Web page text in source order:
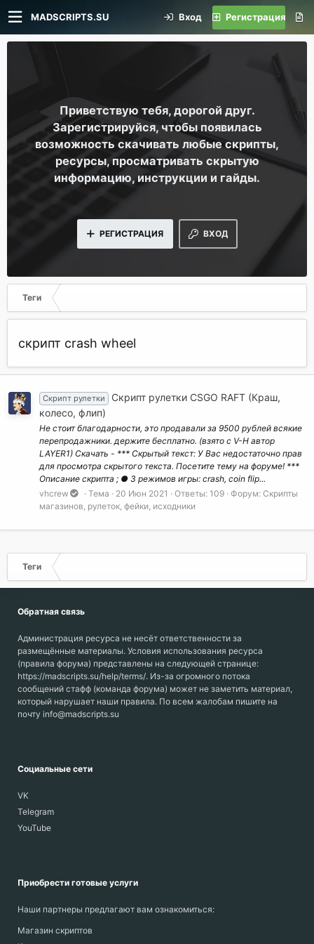
MADSCRIPTS.SU Вход Регистрация
Приветствую тебя, дорогой друг.
Зарегистрируйся, чтобы появилась
возможность скачивать любые скрипты,
ресурсы, просматривать скрытую
информацию, инструкции и гайды.
ВХОД
РЕГИСТРАЦИЯ
Теги
скрипт crash wheel
Скрипт рулетки
Скрипт рулетки CSGO RAFT (Краш,
колесо, флип)
Не стоит благодарности, это продавали за 9500 рублей всякие
перепродажники. держите бесплатно. (взято с V-H автор
LAYER1) Скачать - *** Скрытый текст: У Вас недостаточно прав
для просмотра скрытого текста. Посетите тему на форуме! ***
Описание скрипта ; ● 3 режимов игры: crash, coin flip...
vhcrew
Тема 20 Июн 2021 Ответы: 109 Форум: Скрипты
магазинов, рулеток, фейки, исходники
Теги
Обратная связь
Администрация ресурса не несёт ответственности за
размещённые материалы. Условия использования ресурса
(правила форума) представлены на следующей странице:
https://madscripts.su/help/terms/. Из-за огромного потока
сообщений стафф (команда форума) может не заметить материал,
который нарушает наши правила. По всем жалобам пишите на
почту info@madscripts.su
Социальные сети
VK
Telegram
YouTube
Приобрести готовые услуги
Наши партнеры предлагают вам ознакомиться:
Магазин скриптов